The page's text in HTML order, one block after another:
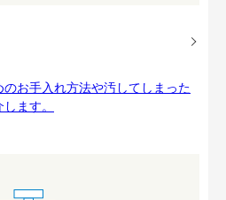
お手入れ方法や汚してしまった
ます。